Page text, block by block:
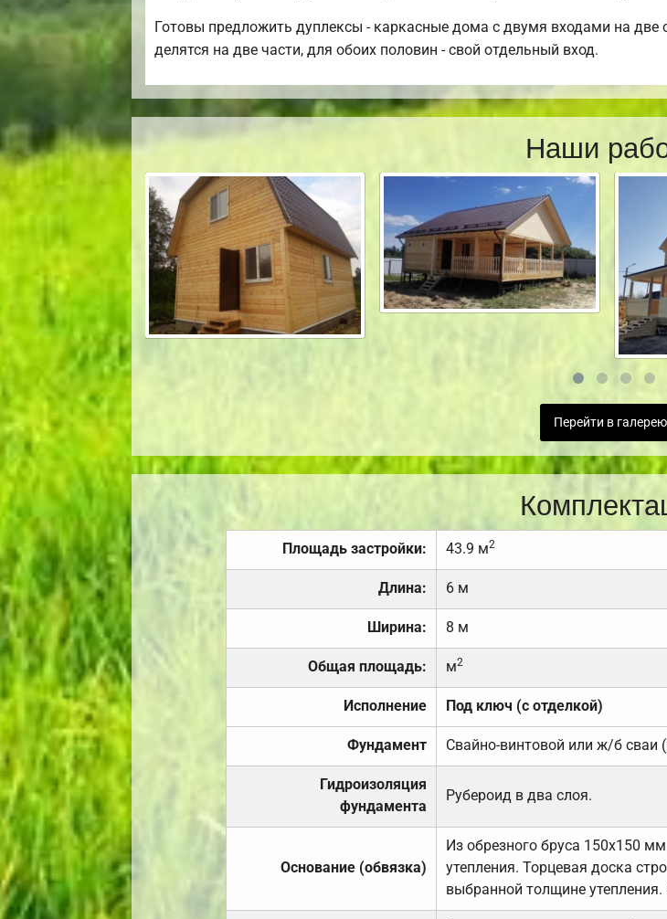
Готовы предложить дуплексы - каркасные дома с двумя входами на две
делятся на две части, для обоих половин - свой отдельный вход.
Наши
Перейти в галерею
Площадь застройки: 43.9 м2
Длина: 6 м
Ширина: 8 м
Общая площадь: м2
Исполнение Под ключ (с отделкой)
Фундамент Свайно-винтовой или ж/б сваи
Гидроизоляция
фундамента
Рубероид в два слоя.
Основание (обвязка)
Из обрезного бруса 150х150
утепления. Торцевая доска
выбранной толщине